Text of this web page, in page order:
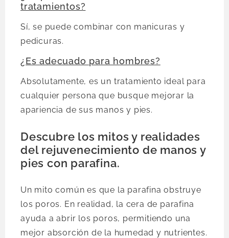
tratamientos?
Sí, se puede combinar con manicuras y
pedicuras.
¿Es adecuado para hombres?
Absolutamente, es un tratamiento ideal para
cualquier persona que busque mejorar la
apariencia de sus manos y pies.
Descubre los mitos y realidades
del rejuvenecimiento de manos y
pies con parafina.
Un mito común es que la parafina obstruye
los poros. En realidad, la cera de parafina
ayuda a abrir los poros, permitiendo una
mejor absorción de la humedad y nutrientes.